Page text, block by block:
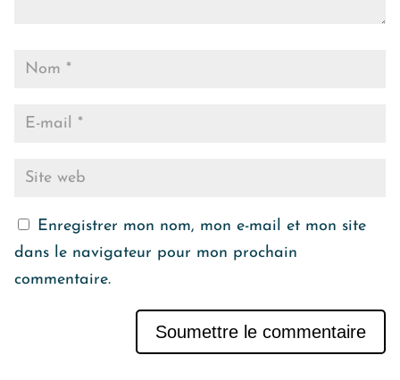
Enregistrer mon nom, mon e-mail et mon site
dans le navigateur pour mon prochain
commentaire.
Soumettre le commentaire